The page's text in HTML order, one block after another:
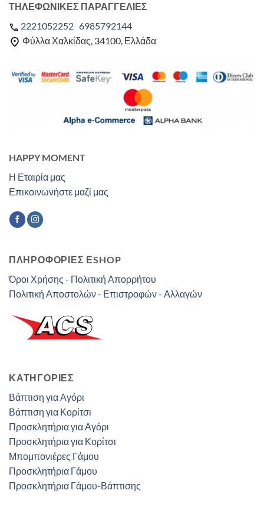
HAPPY MOMENT
Η Εταιρία μας
Επικοινωνήστε μαζί μας
ΠΛΗΡΟΦΟΡΙΕΣ ΕSHOP
Όροι Χρήσης - Πολιτική Απορρήτου
Πολιτική Αποστολών - Επιστροφών - Αλλαγών
ΤΗΛΕΦΩΝΙΚΕΣ ΠΑΡΑΓΓΕΛΙΕΣ
2221052252 6985792144
Φύλλα Χαλκίδας, 34100, Ελλάδα
ΚΑΤΗΓΟΡΊΕΣ
Βάπτιση για Αγόρι
Βάπτιση για Κορίτσι
Προσκλητήρια για Αγόρι
Προσκλητήρια για Κορίτσι
Μπομπονιέρες Γάμου
Προσκλητήρια Γάμου
Προσκλητήρια Γάμου-Βάπτισης